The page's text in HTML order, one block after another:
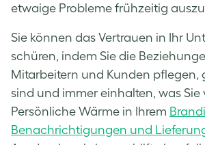
etwaige Probleme frühzeitig
Sie können das Vertrauen in Ihr
schüren, indem Sie die
Mitarbeitern und Kunden pflegen,
sind und immer einhalten, was Sie
Persönliche Wärme in Ihrem
Benachrichtigungen und